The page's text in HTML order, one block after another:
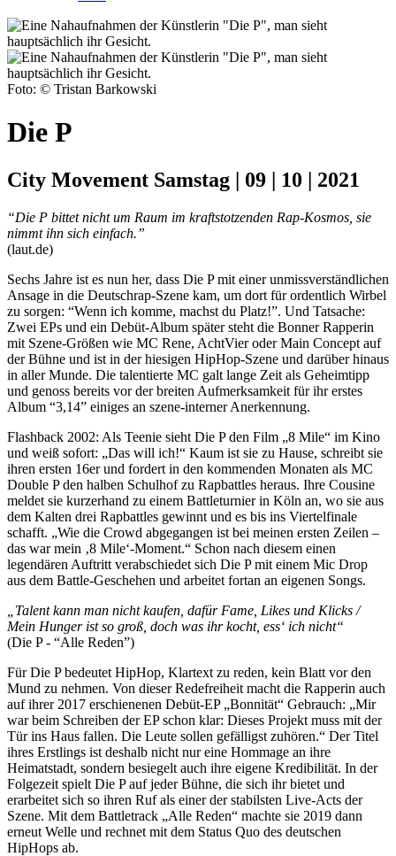
Foto: © Tristan Barkowski
Die P
City Movement Samstag | 09 | 10 | 2021
“Die P bittet nicht um Raum im kraftstotzenden Rap-Kosmos, sie
nimmt ihn sich einfach.”
(laut.de)
Sechs Jahre ist es nun her, dass Die P mit einer unmissverständlichen
Ansage in die Deutschrap-Szene kam, um dort für ordentlich Wirbel
zu sorgen: “Wenn ich komme, machst du Platz!”. Und Tatsache:
Zwei EPs und ein Debüt-Album später steht die Bonner Rapperin
mit Szene-Größen wie MC Rene, AchtVier oder Main Concept auf
der Bühne und ist in der hiesigen HipHop-Szene und darüber hinaus
in aller Munde. Die talentierte MC galt lange Zeit als Geheimtipp
und genoss bereits vor der breiten Aufmerksamkeit für ihr erstes
Album “3,14” einiges an szene-interner Anerkennung.
Flashback 2002: Als Teenie sieht Die P den Film „8 Mile“ im Kino
und weiß sofort: „Das will ich!“ Kaum ist sie zu Hause, schreibt sie
ihren ersten 16er und fordert in den kommenden Monaten als MC
Double P den halben Schulhof zu Rapbattles heraus. Ihre Cousine
meldet sie kurzerhand zu einem Battleturnier in Köln an, wo sie aus
dem Kalten drei Rapbattles gewinnt und es bis ins Viertelfinale
schafft. „Wie die Crowd abgegangen ist bei meinen ersten Zeilen –
das war mein ‚8 Mile‘-Moment.“ Schon nach diesem einen
legendären Auftritt verabschiedet sich Die P mit einem Mic Drop
aus dem Battle-Geschehen und arbeitet fortan an eigenen Songs.
„Talent kann man nicht kaufen, dafür Fame, Likes und Klicks /
Mein Hunger ist so groß, doch was ihr kocht, ess‘ ich nicht“
(Die P - “Alle Reden”)
Für Die P bedeutet HipHop, Klartext zu reden, kein Blatt vor den
Mund zu nehmen. Von dieser Redefreiheit macht die Rapperin auch
auf ihrer 2017 erschienenen Debüt-EP „Bonnität“ Gebrauch: „Mir
war beim Schreiben der EP schon klar: Dieses Projekt muss mit der
Tür ins Haus fallen. Die Leute sollen gefälligst zuhören.“ Der Titel
ihres Erstlings ist deshalb nicht nur eine Hommage an ihre
Heimatstadt, sondern besiegelt auch ihre eigene Kredibilität. In der
Folgezeit spielt Die P auf jeder Bühne, die sich ihr bietet und
erarbeitet sich so ihren Ruf als einer der stabilsten Live-Acts der
Szene. Mit dem Battletrack „Alle Reden“ machte sie 2019 dann
erneut Welle und rechnet mit dem Status Quo des deutschen
HipHops ab.